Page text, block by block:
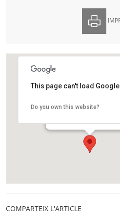
Centre Cultural Sant
Avinguda d'Isabel la
This page can't load
Do you own this website?
COMPARTEIX L'ARTICLE